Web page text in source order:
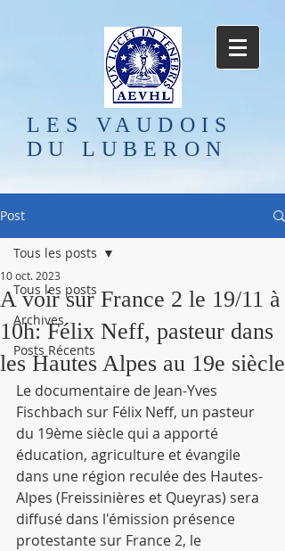
LES VAUDOIS
DU LUBERON
Post
Tous les posts
Archives
Posts Récents
Tous les posts
A voir sur France 2 le 19/11 à
10h: Félix Neff, pasteur dans
les Hautes Alpes au 19e siècle
10 oct. 2023
Le documentaire de Jean-Yves
Fischbach sur Félix Neff, un pasteur
du 19ème siècle qui a apporté
éducation, agriculture et évangile
dans une région reculée des Hautes-
Alpes (Freissinières et Queyras) sera
diffusé dans l'émission présence
protestante sur France 2, le